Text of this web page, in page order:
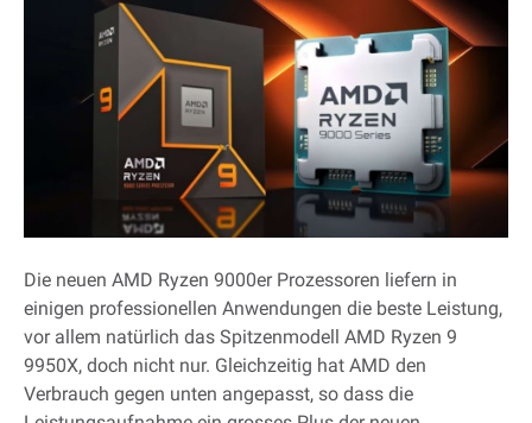
Die neuen AMD Ryzen 9000er Prozessoren liefern in
einigen professionellen Anwendungen die beste Leistung,
vor allem natürlich das Spitzenmodell AMD Ryzen 9
9950X, doch nicht nur. Gleichzeitig hat AMD den
Verbrauch gegen unten angepasst, so dass die